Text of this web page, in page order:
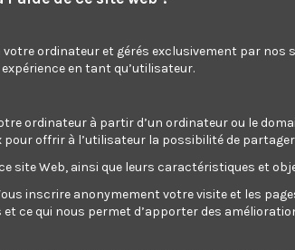
Reviews(0)
votre ordinateur et gérés exclusivement par
en tant qu’utilisateur.
ordinateur à partir d’un ordinateur ou le
offrir à l’utilisateur la possibilité de
site Web, ainsi que leurs caractéristiques et
inscrire anonymement votre visite et les
ce qui nous permet d’apporter des